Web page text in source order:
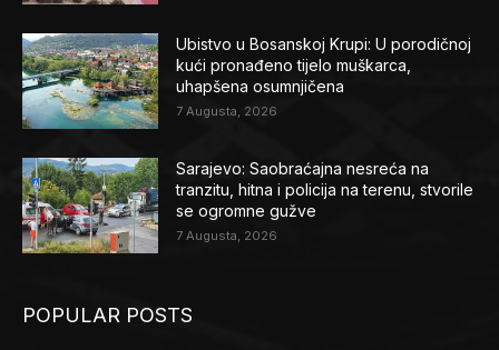
Ubistvo u Bosanskoj Krupi: U porodičnoj
kući pronađeno tijelo muškarca,
uhapšena osumnjičena
7 Augusta, 2026
Sarajevo: Saobraćajna nesreća na
tranzitu, hitna i policija na terenu, stvorile
se ogromne gužve
7 Augusta, 2026
POPULAR POSTS